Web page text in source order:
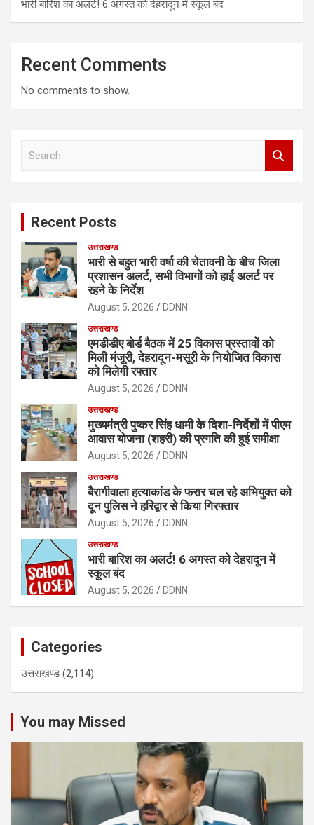
भारी बारिश का अलर्ट! 6 अगस्त को देहरादून में स्कूल बंद
Recent Comments
No comments to show.
Recent Posts
उत्तराखण्ड
भारी से बहुत भारी वर्षा की चेतावनी के बीच जिला
प्रशासन अलर्ट, सभी विभागों को हाई अलर्ट पर
रहने के निर्देश
August 5, 2026 DDNN
उत्तराखण्ड
एमडीडीए बोर्ड बैठक में 25 विकास प्रस्तावों को
मिली मंजूरी, देहरादून-मसूरी के नियोजित विकास
को मिलेगी रफ्तार
August 5, 2026 DDNN
उत्तराखण्ड
मुख्यमंत्री पुष्कर सिंह धामी के दिशा-निर्देशों में पीएम
आवास योजना (शहरी) की प्रगति की हुई समीक्षा
August 5, 2026 DDNN
उत्तराखण्ड
बैरागीवाला हत्याकांड के फरार चल रहे अभियुक्त को
दून पुलिस ने हरिद्वार से किया गिरफ्तार
August 5, 2026 DDNN
उत्तराखण्ड
भारी बारिश का अलर्ट! 6 अगस्त को देहरादून में
स्कूल बंद
August 5, 2026 DDNN
Categories
उत्तराखण्ड(2,114)
You may Missed